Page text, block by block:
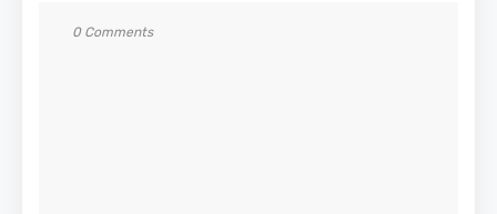
0 Comments